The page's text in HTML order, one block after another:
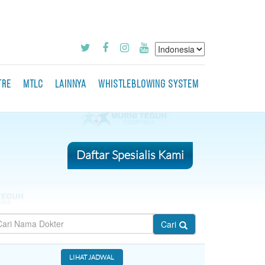
MTLC LAINNYA WHISTLEBLOWING SYSTEM
Daftar Spesialis Kami
Cari
LIHAT JADWAL